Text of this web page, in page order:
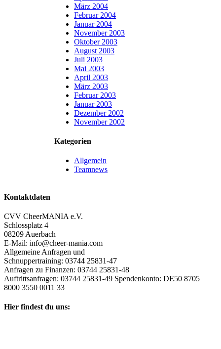
März 2004
Februar 2004
Januar 2004
November 2003
Oktober 2003
August 2003
Juli 2003
Mai 2003
April 2003
März 2003
Februar 2003
Januar 2003
Dezember 2002
November 2002
Kategorien
Allgemein
Teamnews
Kontaktdaten
CVV CheerMANIA e.V.
Schlossplatz 4
08209 Auerbach
E-Mail: info@cheer-mania.com
Allgemeine Anfragen und
Schnuppertraining: 03744 25831-47
Anfragen zu Finanzen: 03744 25831-48
Auftrittsanfragen: 03744 25831-49 Spendenkonto: DE50 8705
8000 3550 0011 33
Hier findest du uns: